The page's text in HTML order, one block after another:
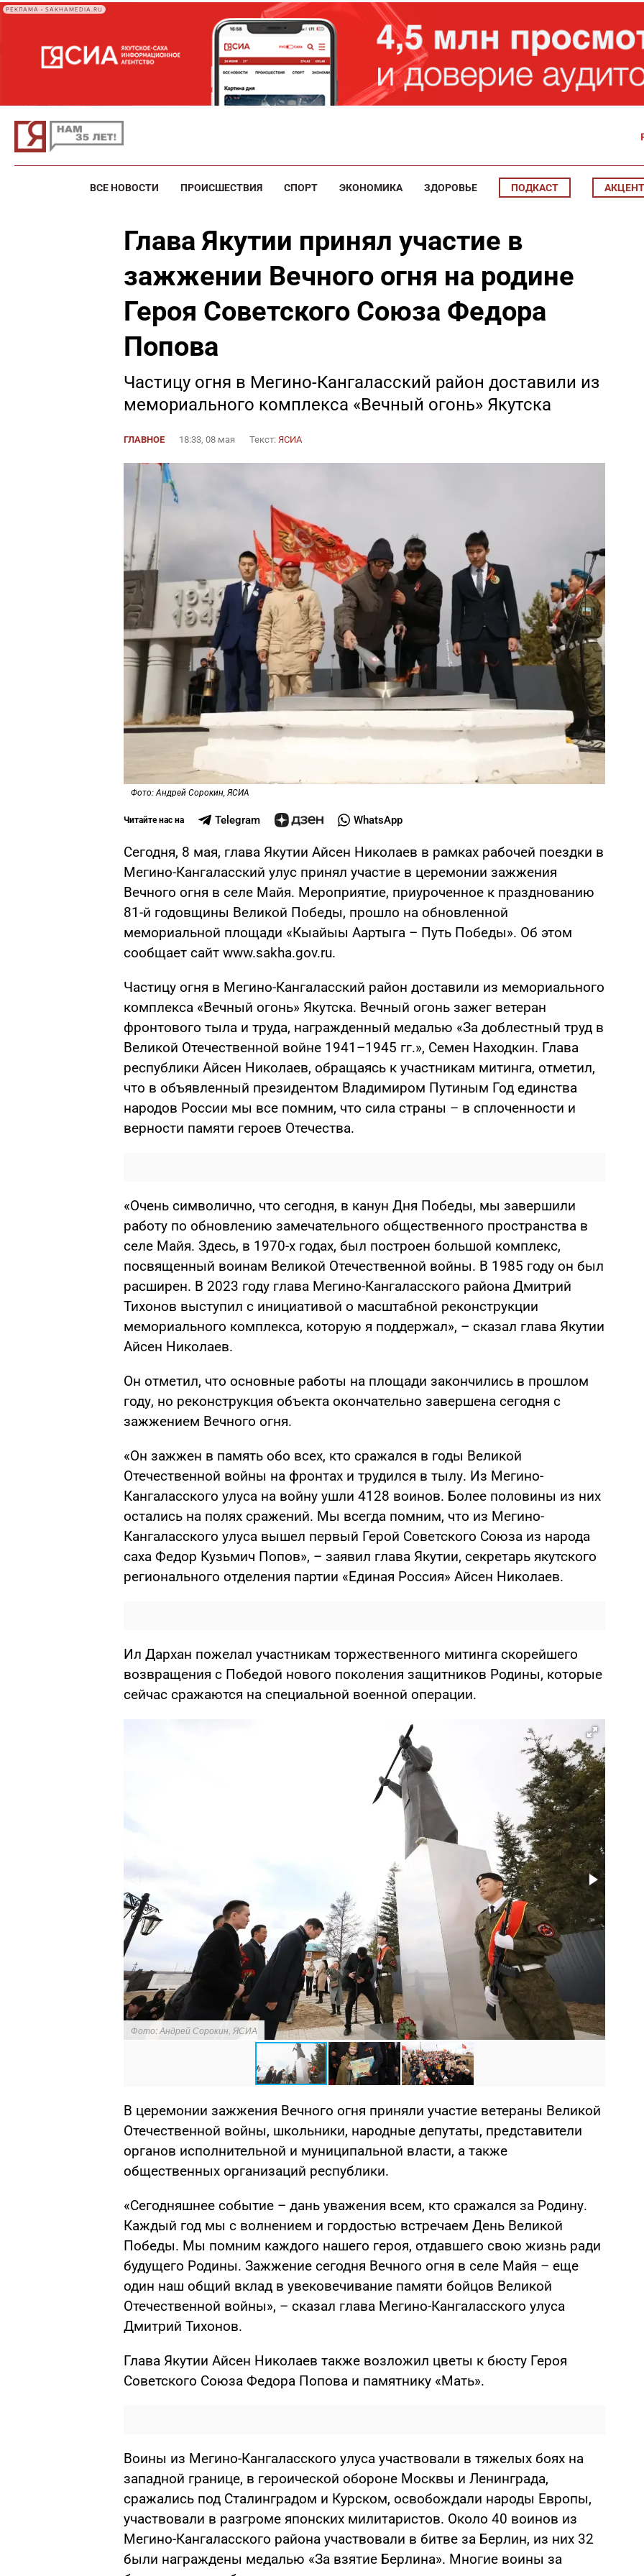
РЕКЛАМА • SAKHAMEDIA.RU
ВСЕ НОВОСТИ ПРОИСШЕСТВИЯ СПОРТ ЭКОНОМИКА ЗДОРОВЬЕ ПОДКАСТ АКЦЕНТ
Глава Якутии принял участие в
зажжении Вечного огня на родине
Героя Советского Союза Федора
Попова
Частицу огня в Мегино-Кангаласский район доставили из
мемориального комплекса «Вечный огонь» Якутска
ГЛАВНОЕ 18:33, 08 мая Текст: ЯСИА
Фото: Андрей Сорокин, ЯСИА
Читайте нас на Telegram WhatsApp
Сегодня, 8 мая, глава Якутии Айсен Николаев в рамках рабочей поездки в
Мегино-Кангаласский улус принял участие в церемонии зажжения
Вечного огня в селе Майя. Мероприятие, приуроченное к празднованию
81-й годовщины Великой Победы, прошло на обновленной
мемориальной площади «Кыайыы Аартыга – Путь Победы». Об этом
сообщает сайт www.sakha.gov.ru.
Частицу огня в Мегино-Кангаласский район доставили из мемориального
комплекса «Вечный огонь» Якутска. Вечный огонь зажег ветеран
фронтового тыла и труда, награжденный медалью «За доблестный труд в
Великой Отечественной войне 1941–1945 гг.», Семен Находкин. Глава
республики Айсен Николаев, обращаясь к участникам митинга, отметил,
что в объявленный президентом Владимиром Путиным Год единства
народов России мы все помним, что сила страны – в сплоченности и
верности памяти героев Отечества.
«Очень символично, что сегодня, в канун Дня Победы, мы завершили
работу по обновлению замечательного общественного пространства в
селе Майя. Здесь, в 1970-х годах, был построен большой комплекс,
посвященный воинам Великой Отечественной войны. В 1985 году он был
расширен. В 2023 году глава Мегино-Кангаласского района Дмитрий
Тихонов выступил с инициативой о масштабной реконструкции
мемориального комплекса, которую я поддержал», – сказал глава Якутии
Айсен Николаев.
Он отметил, что основные работы на площади закончились в прошлом
году, но реконструкция объекта окончательно завершена сегодня с
зажжением Вечного огня.
«Он зажжен в память обо всех, кто сражался в годы Великой
Отечественной войны на фронтах и трудился в тылу. Из Мегино-
Кангаласского улуса на войну ушли 4128 воинов. Более половины из них
остались на полях сражений. Мы всегда помним, что из Мегино-
Кангаласского улуса вышел первый Герой Советского Союза из народа
саха Федор Кузьмич Попов», – заявил глава Якутии, секретарь якутского
регионального отделения партии «Единая Россия» Айсен Николаев.
Ил Дархан пожелал участникам торжественного митинга скорейшего
возвращения с Победой нового поколения защитников Родины, которые
сейчас сражаются на специальной военной операции.
Фото: Андрей Сорокин, ЯСИА
В церемонии зажжения Вечного огня приняли участие ветераны Великой
Отечественной войны, школьники, народные депутаты, представители
органов исполнительной и муниципальной власти, а также
общественных организаций республики.
«Сегодняшнее событие – дань уважения всем, кто сражался за Родину.
Каждый год мы с волнением и гордостью встречаем День Великой
Победы. Мы помним каждого нашего героя, отдавшего свою жизнь ради
будущего Родины. Зажжение сегодня Вечного огня в селе Майя – еще
один наш общий вклад в увековечивание памяти бойцов Великой
Отечественной войны», – сказал глава Мегино-Кангаласского улуса
Дмитрий Тихонов.
Глава Якутии Айсен Николаев также возложил цветы к бюсту Героя
Советского Союза Федора Попова и памятнику «Мать».
Воины из Мегино-Кангаласского улуса участвовали в тяжелых боях на
западной границе, в героической обороне Москвы и Ленинграда,
сражались под Сталинградом и Курском, освобождали народы Европы,
участвовали в разгроме японских милитаристов. Около 40 воинов из
Мегино-Кангаласского района участвовали в битве за Берлин, из них 32
были награждены медалью «За взятие Берлина». Многие воины за